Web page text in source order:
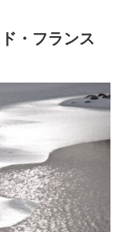
・フランス